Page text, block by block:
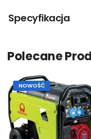
Specyfikacja
Polecane
NOWOŚĆ